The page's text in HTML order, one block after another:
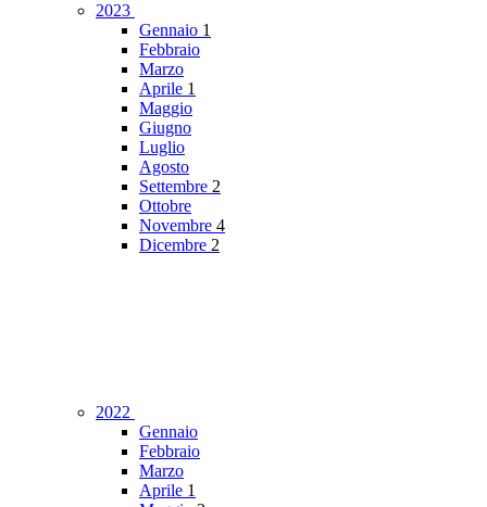
2023
Gennaio 1
Febbraio
Marzo
Aprile 1
Maggio
Giugno
Luglio
Agosto
Settembre 2
Ottobre
Novembre 4
Dicembre 2
2022
Gennaio
Febbraio
Marzo
Aprile 1